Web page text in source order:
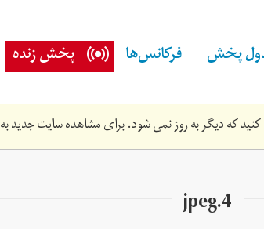
پخش فرکانس‌ها پخش زنده
که دیگر به روز نمی شود. برای مشاهده سایت جدید به
4.jpeg